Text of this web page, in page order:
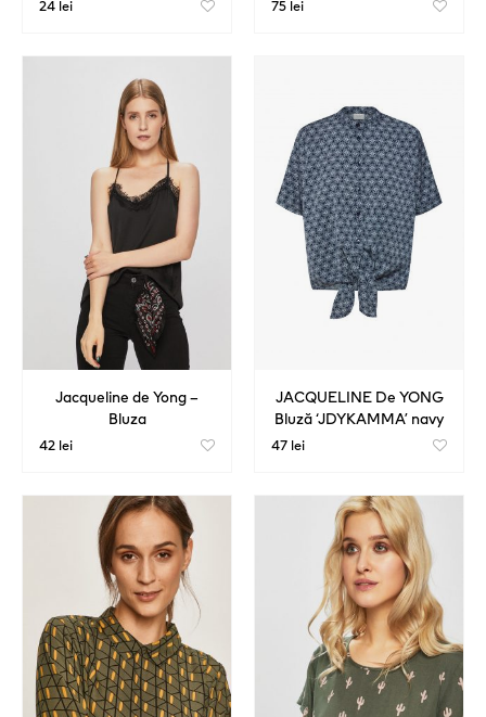
24 lei 75 lei
Jacqueline de Yong –
Bluza
42 lei
JACQUELINE De YONG
Bluză ‘JDYKAMMA’ navy
47 lei